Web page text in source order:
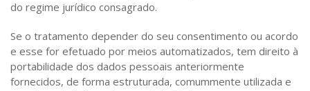
do regime jurídico consagrado.
Se o tratamento depender do seu consentimento ou acordo
e esse for efetuado por meios automatizados, tem direito à
portabilidade dos dados pessoais anteriormente
fornecidos, de forma estruturada, comummente utilizada e